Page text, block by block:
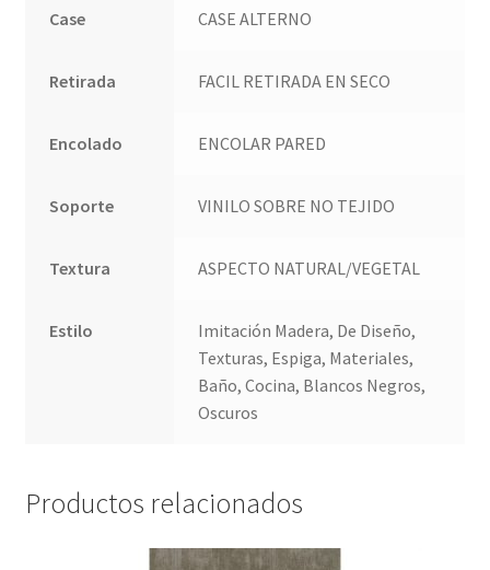
Case CASE ALTERNO
Retirada FACIL RETIRADA EN SECO
Encolado ENCOLAR PARED
Soporte VINILO SOBRE NO TEJIDO
Textura ASPECTO NATURAL/VEGETAL
Estilo
Imitación Madera, De Diseño,
Texturas, Espiga, Materiales,
Baño, Cocina, Blancos Negros,
Oscuros
Productos relacionados